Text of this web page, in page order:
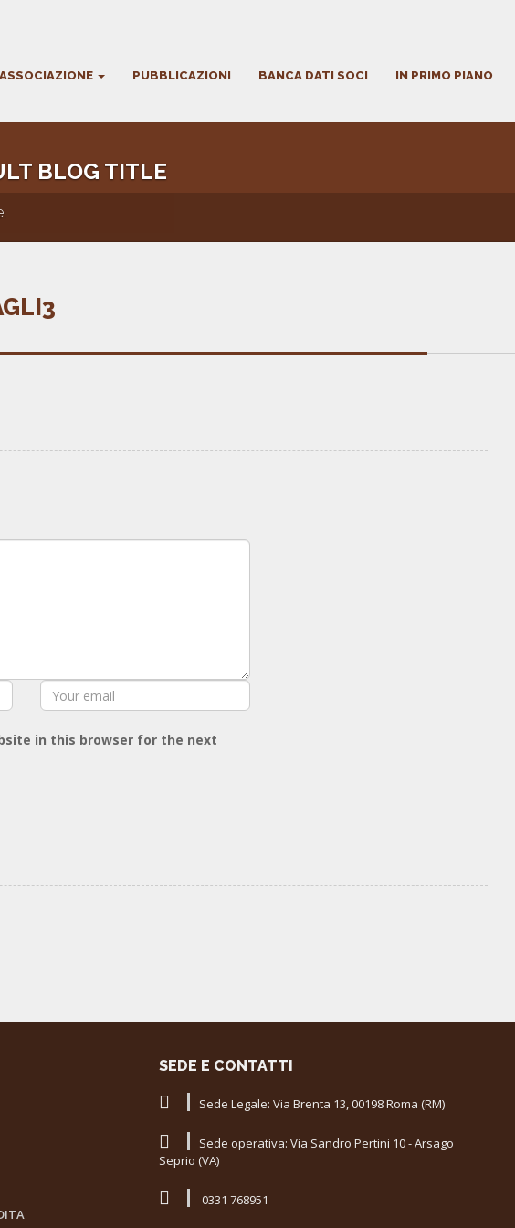
PUBBLICAZIONI BANCA DATI SOCI IN PRIMO PIANO
BLOG TITLE
in this browser for the next
SEDE E CONTATTI
Sede Legale: Via Brenta 13, 00198 Roma (RM)
Sede operativa: Via Sandro Pertini 10 - Arsago
Seprio (VA)
0331 768951